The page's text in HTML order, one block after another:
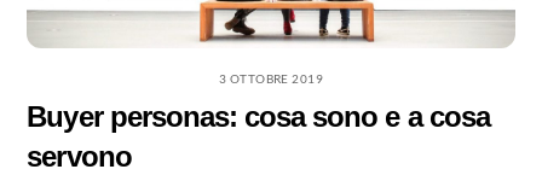
3 OTTOBRE 2019
Buyer personas: cosa sono e a cosa
servono